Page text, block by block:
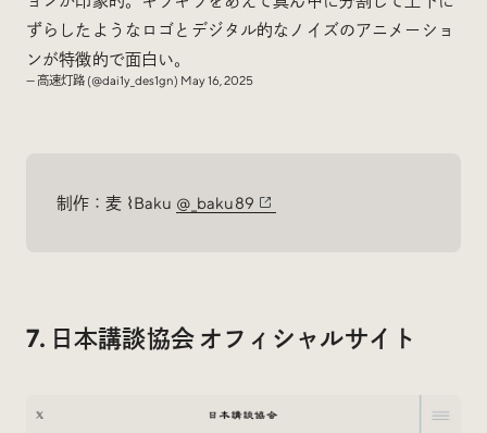
ずらしたようなロゴとデジタル的なノイズのアニメーショ
ンが特徴的で面白い。
— 高速灯路 (@dai1y_des1gn) May 16, 2025
制作：麦 ⌇Baku @_baku89
7. 日本講談協会 オフィシャルサイト